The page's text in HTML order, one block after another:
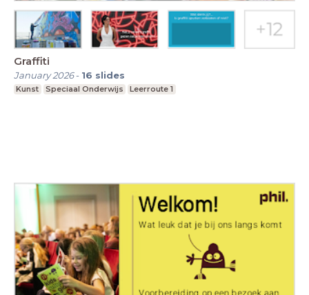
Graffiti
January 2026- 16 slides
Kunst Speciaal Onderwijs Leerroute 1